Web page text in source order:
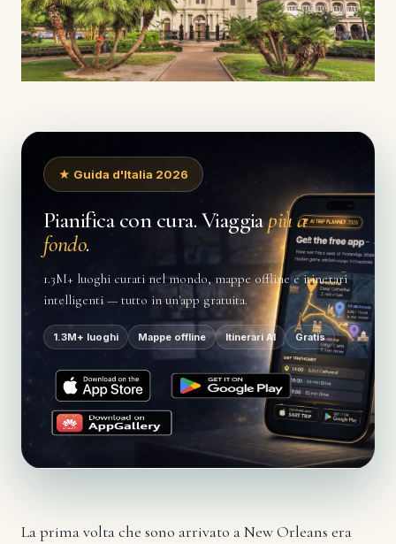
★ Guida d'Italia 2026
Pianifica con cura. Viaggiapiù a
fondo.
1.3M+ luoghi curati nel mondo, mappe offline e itinerari
intelligenti — tutto in un'app gratuita.
1.3M+ luoghi Mappe offline Itinerari AI Gratis
La prima volta che sono arrivato a New Orleans era